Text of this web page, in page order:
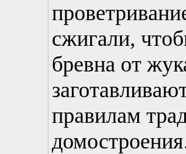
сжигали,
бревна от
правилам